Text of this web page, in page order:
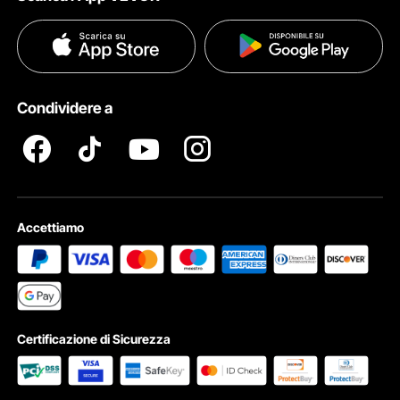
Guida & Domande Frequenti
Termini e Condizioni
Politica sulla Privacy
Condividere a
Accettiamo
Certificazione di Sicurezza